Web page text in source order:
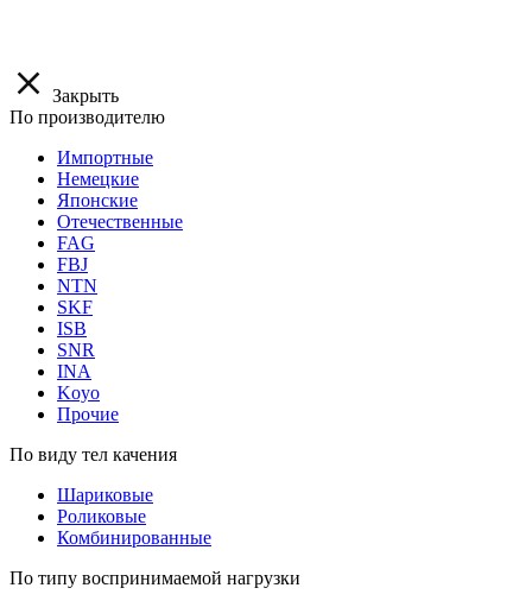
Закрыть
По производителю
Импортные
Немецкие
Японские
Отечественные
FAG
FBJ
NTN
SKF
ISB
SNR
INA
Koyo
Прочие
По виду тел качения
Шариковые
Роликовые
Комбинированные
По типу воспринимаемой нагрузки